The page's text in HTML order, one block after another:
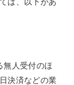
無人受付のほ
決済などの業